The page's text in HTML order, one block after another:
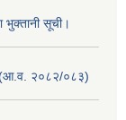
सूची।
(आ.व. २०८२/०८३)